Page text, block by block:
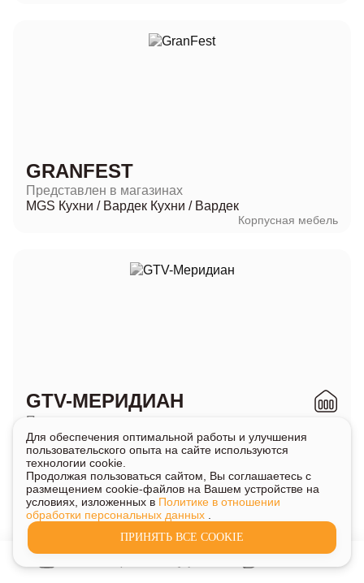
GRANFEST
Представлен в магазинах
MGS Кухни / Вардек Кухни / Вардек
Корпусная мебель
GTV-МЕРИДИАН
Представлен в магазинах
Дуэт/Форест Грант
Корпусная мебель
Свет и электротовары
H
Для обеспечения оптимальной работы и улучшения
пользовательского опыта на сайте используются
технологии cookie.
Продолжая пользоваться сайтом, Вы соглашаетесь с
размещением cookie-файлов на Вашем устройстве на
условиях, изложенных в Политике в отношении
обработки персональных данных
ПРИНЯТЬ ВСЕ COOKIE